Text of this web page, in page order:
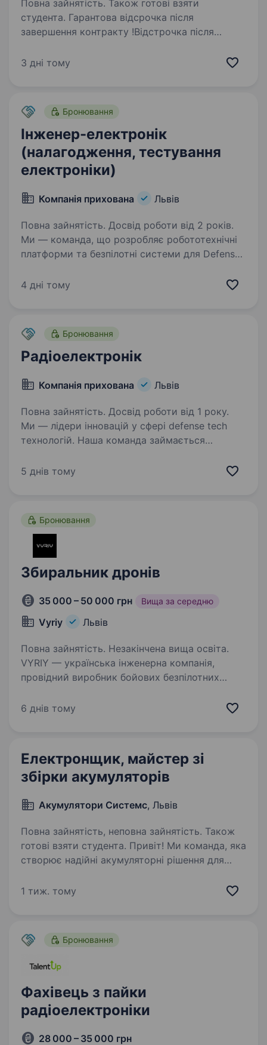
Повна зайнятість. Також готові взяти
студента. Гарантова відсрочка після
завершення контракту !Відстрочка після
за бойові завданняза кожен місяць виконання
3 дні тому
Бронювання
Інженер-електронік
(налагодження, тестування
електроніки)
Компанія прихована Львів
Повна зайнятість. Досвід роботи від 2 років.
Ми — команда, що розробляє робототехнічні
платформи та безпілотні системи для Defense
роботу з електронікою та технічний супровід
4 дні тому
Бронювання
Радіоелектронік
Компанія прихована Львів
Повна зайнятість. Досвід роботи від 1 року.
Ми — лідери інновацій у сфері defense tech
технологій. Наша команда займається
та безпілотних систем. Якщо вам цікава
5 днів тому
Бронювання
Збиральник дронів
35 000 – 50 000 грн Вища за середню
Vyriy Львів
Повна зайнятість. Незакінчена вища освіта.
VYRIY — українська інженерна компанія,
провідний виробник бойових безпілотних
роботизації війни та рішення з локалізованих
6 днів тому
Електронщик, майстер зі
збірки акумуляторів
Акумулятори Системс, Львів
Повна зайнятість, неповна зайнятість. Також
готові взяти студента. Привіт! Ми команда, яка
створює надійні акумуляторні рішення для
до потужних батарей для електротранспорту
1 тиж. тому
Бронювання
Фахівець з пайки
радіоелектроніки
28 000 – 35 000 грн